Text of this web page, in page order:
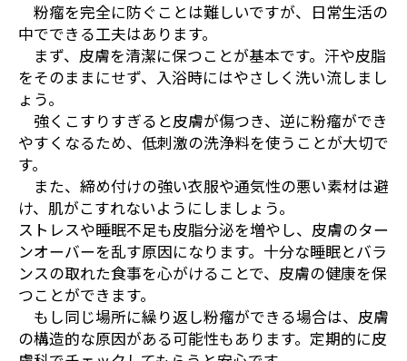
粉瘤を完全に防ぐことは難しいですが、日常生活の
中でできる工夫はあります。
まず、皮膚を清潔に保つことが基本です。汗や皮脂
をそのままにせず、入浴時にはやさしく洗い流しまし
ょう。
強くこすりすぎると皮膚が傷つき、逆に粉瘤ができ
やすくなるため、低刺激の洗浄料を使うことが大切で
す。
また、締め付けの強い衣服や通気性の悪い素材は避
け、肌がこすれないようにしましょう。
ストレスや睡眠不足も皮脂分泌を増やし、皮膚のター
ンオーバーを乱す原因になります。十分な睡眠とバラ
ンスの取れた食事を心がけることで、皮膚の健康を保
つことができます。
もし同じ場所に繰り返し粉瘤ができる場合は、皮膚
の構造的な原因がある可能性もあります。定期的に皮